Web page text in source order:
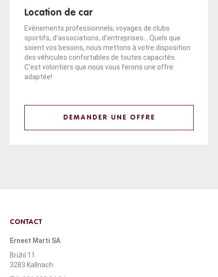
Location de car
Evènements professionnels, voyages de clubs
sportifs, d'associations, d'entreprises... Quels que
soient vos besoins, nous mettons à votre disposition
des véhicules confortables de toutes capacités.
C'est volontiers que nous vous ferons une offre
adaptée!
DEMANDER UNE OFFRE
CONTACT
Ernest Marti SA
Brühl 11
3283 Kallnach